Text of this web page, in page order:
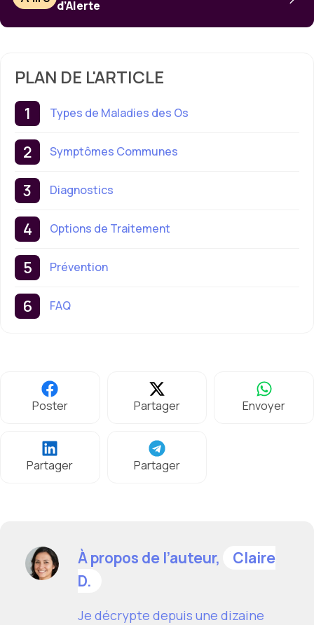
d’Alerte
PLAN DE L'ARTICLE
Types de Maladies des Os
Symptômes Communes
Diagnostics
Options de Traitement
Prévention
FAQ
Poster Partager Envoyer
Partager Partager
À propos de l’auteur,
Claire
D.
Je décrypte depuis une dizaine